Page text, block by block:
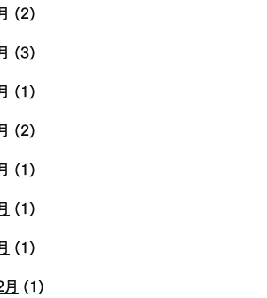
(2)
(3)
(1)
(2)
(1)
(1)
(1)
(1)